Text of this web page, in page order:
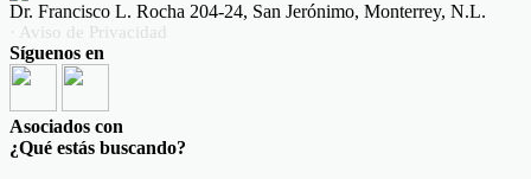
Dr. Francisco L. Rocha 204-24, San Jerónimo, Monterrey, N.L.
· Aviso de Privacidad
Síguenos en
Asociados con
¿Qué estás buscando?